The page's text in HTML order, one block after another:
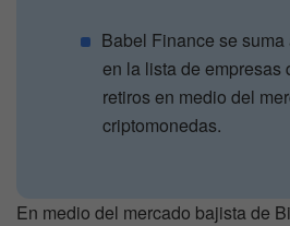
Babel Finance se
en la lista de empresas
retiros en medio del
criptomonedas.
En medio del mercado bajista de